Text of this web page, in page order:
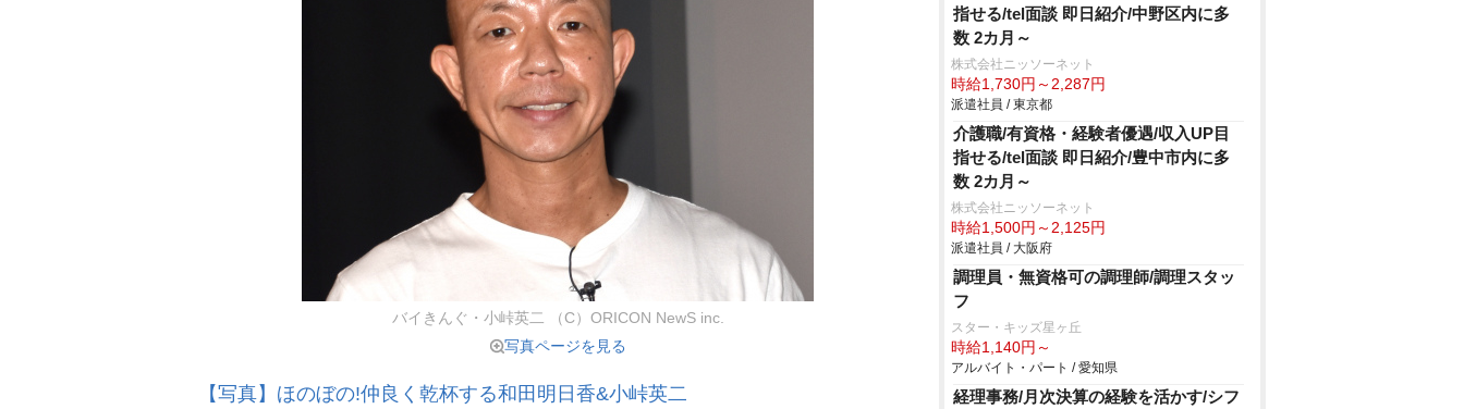
バイきんぐ・小峠英二 （C）ORICON NewS inc.
写真ページを見る
【写真】ほのぼの!仲良く乾杯する和田明日香&小峠英二
指せる/tel面談 即日紹介/中野区内に多
数 2カ月～
株式会社ニッソーネット
時給1,730円～2,287円
派遣社員 / 東京都
介護職/有資格・経験者優遇/収入UP目
指せる/tel面談 即日紹介/豊中市内に多
数 2カ月～
株式会社ニッソーネット
時給1,500円～2,125円
派遣社員 / 大阪府
調理員・無資格可の調理師/調理スタッ
フ
スター・キッズ星ヶ丘
時給1,140円～
アルバイト・パート / 愛知県
経理事務/月次決算の経験を活かす/シフ